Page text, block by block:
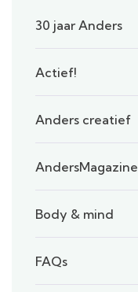
30 jaar Anders
Actief!
Anders creatief
AndersMagazine
Body & mind
FAQs